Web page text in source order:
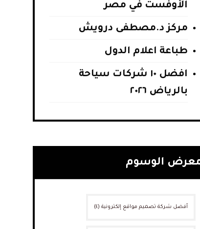
الأوفست في مصر
مركز د.مصطفى درويش
طباعة اعلام الدول
افضل ١٠ شركات سياحة
بالرياض ٢٠٢٦
الوسوم
أفضل شركة تصميم مواقع إلكترونية(٤)